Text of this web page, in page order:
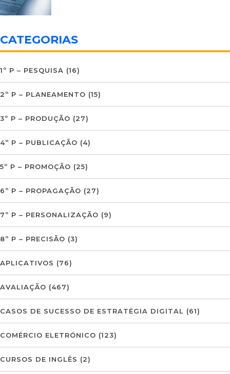
CATEGORIAS
1º P – PESQUISA (16)
2º P – PLANEAMENTO (15)
3º P – PRODUÇÃO (27)
4º P – PUBLICAÇÃO (4)
5º P – PROMOÇÃO (25)
6º P – PROPAGAÇÃO (27)
7º P – PERSONALIZAÇÃO (9)
8º P – PRECISÃO (3)
APLICATIVOS (76)
AVALIAÇÃO (467)
CASOS DE SUCESSO DE ESTRATÉGIA DIGITAL (61)
COMÉRCIO ELETRÓNICO (123)
CURSOS DE INGLÊS (2)